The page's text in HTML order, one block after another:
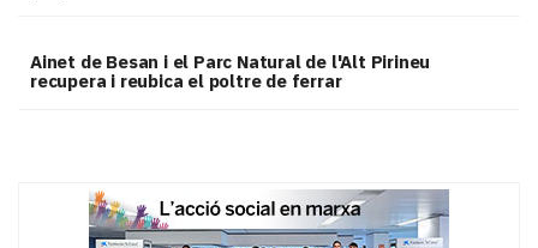
Ainet de Besan i el Parc Natural de l'Alt Pirineu
recupera i reubica el poltre de ferrar